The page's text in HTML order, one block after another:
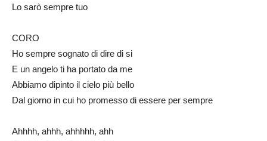
Lo sarò sempre tuo
CORO
Ho sempre sognato di dire di si
E un angelo ti ha portato da me
Abbiamo dipinto il cielo più bello
Dal giorno in cui ho promesso di essere per sempre
Ahhhh, ahhh, ahhhhh, ahh